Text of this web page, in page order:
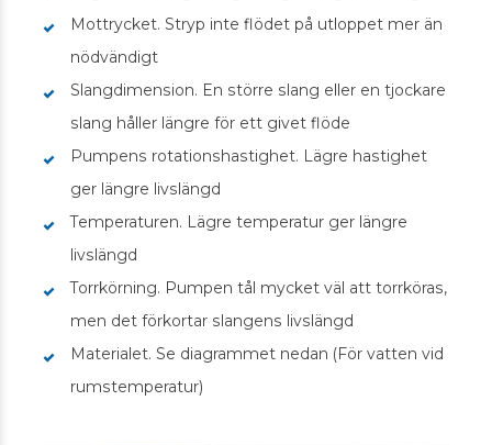
Mottrycket. Stryp inte flödet på utloppet mer än
nödvändigt
Slangdimension. En större slang eller en tjockare
slang håller längre för ett givet flöde
Pumpens rotationshastighet. Lägre hastighet
ger längre livslängd
Temperaturen. Lägre temperatur ger längre
livslängd
Torrkörning. Pumpen tål mycket väl att torrköras,
men det förkortar slangens livslängd
Materialet. Se diagrammet nedan (För vatten vid
rumstemperatur)